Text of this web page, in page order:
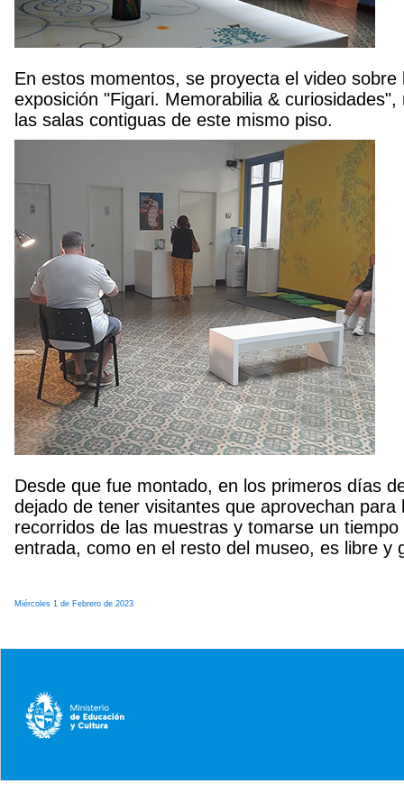
En estos momentos, se proyecta el video
exposición "Figari. Memorabilia &
las salas contiguas de este mismo piso.
Desde que fue montado, en los primeros días
dejado de tener visitantes que aprovechan
recorridos de las muestras y tomarse un
entrada, como en el resto del museo, es libre y
Miércoles 1 de Febrero de 2023